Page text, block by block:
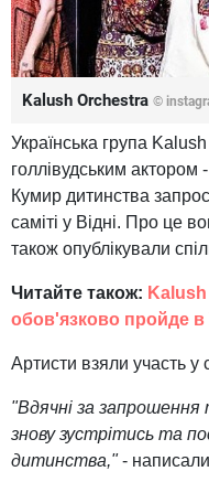
Kalush Orchestra ©
Українська група
голлівудським
Кумир дитинства
саміті у Відні. Про це
також опублікували
Читайте також:
обов'язково пройде в
Артисти взяли участь у
"Вдячні за запрошення
знову зустрітись та
дитинства,"-